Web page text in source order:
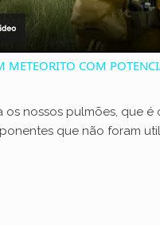
METEORITO COM
nossos pulmões, que
que não foram